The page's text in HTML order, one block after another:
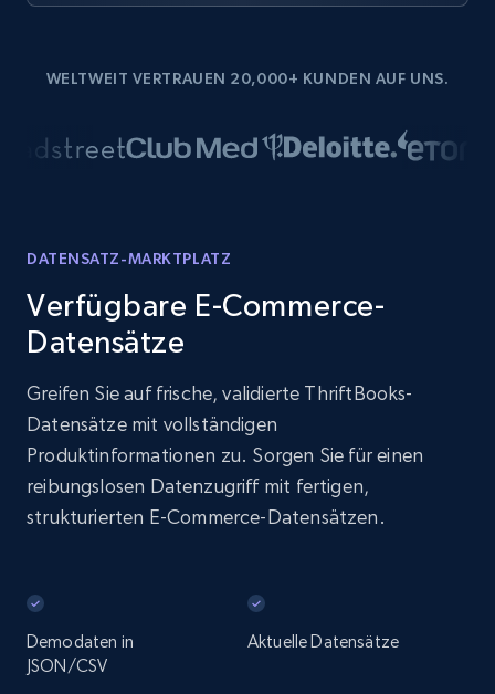
WELTWEIT VERTRAUEN 20,000+ KUNDEN AUF UNS.
DATENSATZ-MARKTPLATZ
Verfügbare E-Commerce-
Datensätze
Greifen Sie auf frische, validierte ThriftBooks-
Datensätze mit vollständigen
Produktinformationen zu. Sorgen Sie für einen
reibungslosen Datenzugriff mit fertigen,
strukturierten E-Commerce-Datensätzen.
Demodaten in
JSON/CSV
Aktuelle Datensätze